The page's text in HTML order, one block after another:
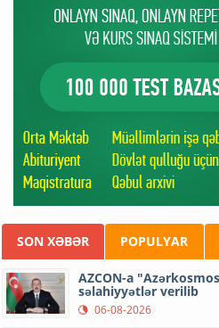
SON XƏBƏR POPULYAR
AZCON-a
səlahiyyətlər verilib
06-08-2026